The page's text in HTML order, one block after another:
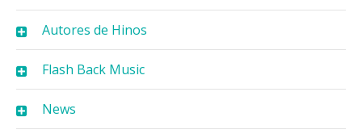
Autores de Hinos
Flash Back Music
News